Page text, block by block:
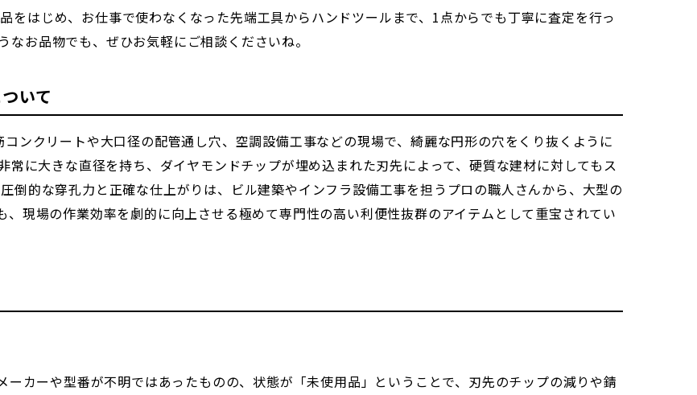
をはじめ、お仕事で使わなくなった先端工具からハンドツールまで、1点からでも丁寧に査定を行っ
お品物でも、ぜひお気軽にご相談くださいね。
いて
ンクリートや大口径の配管通し穴、空調設備工事などの現場で、綺麗な円形の穴をくり抜くように
に大きな直径を持ち、ダイヤモンドチップが埋め込まれた刃先によって、硬質な建材に対してもス
倒的な穿孔力と正確な仕上がりは、ビル建築やインフラ設備工事を担うプロの職人さんから、大型の
現場の作業効率を劇的に向上させる極めて専門性の高い利便性抜群のアイテムとして重宝されてい
カーや型番が不明ではあったものの、状態が「未使用品」ということで、刃先のチップの減りや錆